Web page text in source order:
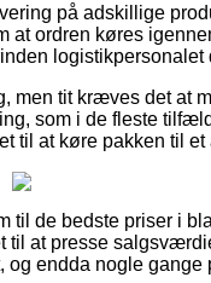
på adskillige
ordren køres
logistikpersonalet
tit kræves det at
som i de fleste
til at køre pakken til et
til de bedste priser i
at presse
endda nogle